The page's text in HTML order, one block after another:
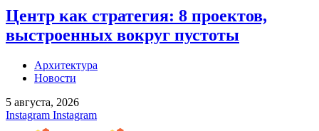
Центр как стратегия: 8 проектов,
выстроенных вокруг пустоты
Архитектура
Новости
5 августа, 2026
Instagram Instagram